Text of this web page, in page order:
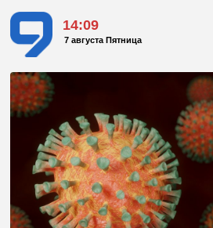
14:09
7 августа Пятница